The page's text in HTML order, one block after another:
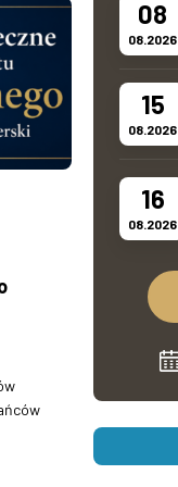
08
08.2026
15
08.2026
16
08.2026